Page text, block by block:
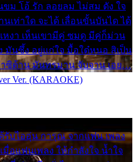
ขม โอ้ รัก ลอยลม ไม่สม ดัง ใจ
เท่าใด จะได้ เลื่อนขั้นบันได ได้
หงา เห็นเขามีคู่ ซมดู มีคู่ก็ม่วน
มันซึ้ง อยู่แก่ใจ มื้อใด๋หนอ สิเป็น
าซิด้าน มันทรมาน จับจาน เอย…
Ver. (KARAOKE)
บไออุ่น การุณ จากแฟน เพลง
มื่อแฟนเพลง ให้กำลังใจ น้ำใจ